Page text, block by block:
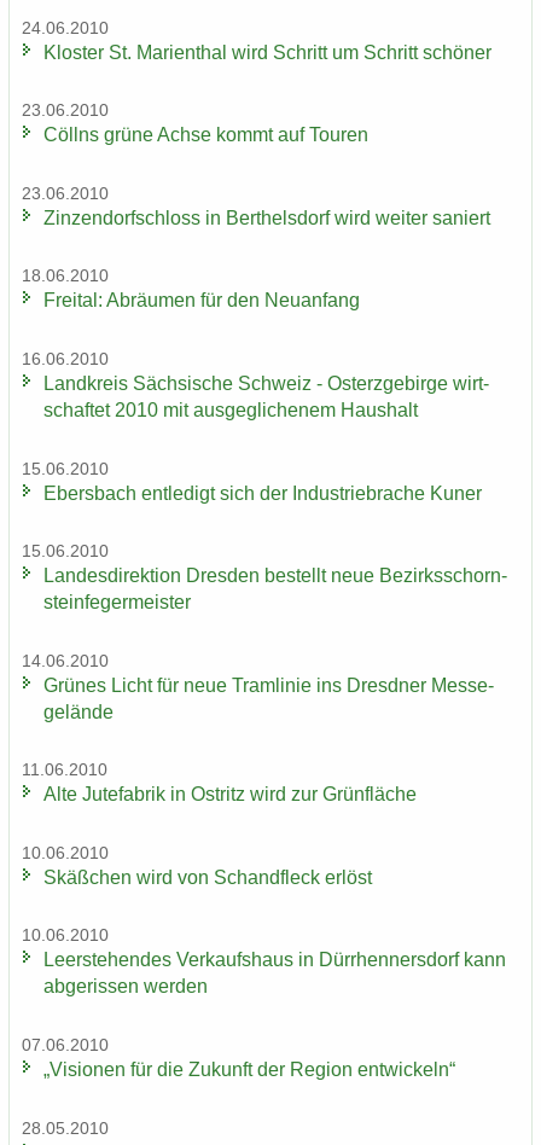
24.06.2010
Klos­ter St. Ma­ri­en­thal wird Schritt um Schritt schö­ner
23.06.2010
Cöll­ns grüne Achse kommt auf Tou­ren
23.06.2010
Zin­zen­dorf­schloss in Bert­hels­dorf wird wei­ter sa­niert
18.06.2010
Frei­tal: Ab­räu­men für den Neu­an­fang
16.06.2010
Land­kreis Säch­si­sche Schweiz - Ost­erz­ge­bir­ge wirt­
schaf­tet 2010 mit aus­ge­gli­che­nem Haus­halt
15.06.2010
Ebers­bach ent­le­digt sich der In­dus­trie­bra­che Kuner
15.06.2010
Lan­des­di­rek­ti­on Dres­den be­stellt neue Be­zirks­schorn­
stein­fe­ger­meis­ter
14.06.2010
Grü­nes Licht für neue Tram­li­nie ins Dresd­ner Mes­se­
ge­län­de
11.06.2010
Alte Ju­te­fa­brik in Ost­ritz wird zur Grün­flä­che
10.06.2010
Skäß­chen wird von Schand­fleck er­löst
10.06.2010
Leer­ste­hen­des Ver­kaufs­haus in Dürr­hen­ners­dorf kann
ab­ge­ris­sen wer­den
07.06.2010
„Vi­sio­nen für die Zu­kunft der Re­gi­on ent­wi­ckeln“
28.05.2010